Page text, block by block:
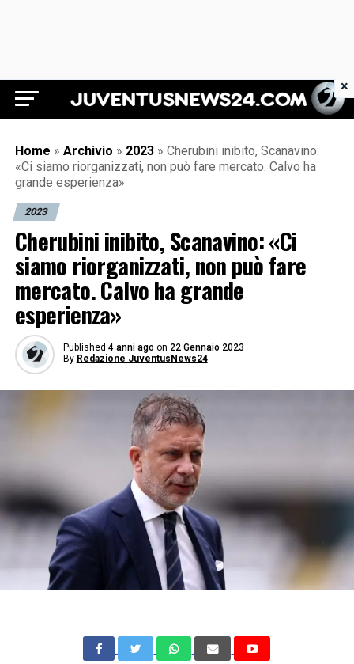
Juventus News 24
Home » Archivio » 2023 » Cherubini inibito, Scanavino:
«Ci siamo riorganizzati, non può fare mercato. Calvo ha
grande esperienza»
2023
Cherubini inibito, Scanavino: «Ci
siamo riorganizzati, non può fare
mercato. Calvo ha grande
esperienza»
Published 4 anni ago on 22 Gennaio 2023
By Redazione JuventusNews24
×